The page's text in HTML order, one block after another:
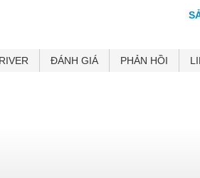
ĐÁNH GIÁ PHẢN HỒI